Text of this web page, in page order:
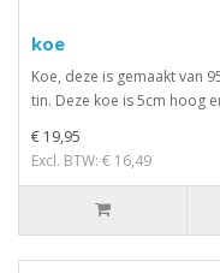
koe
Koe, deze is gemaakt van
tin. Deze koe is 5cm hoog
€ 19,95
Excl. BTW: € 16,49